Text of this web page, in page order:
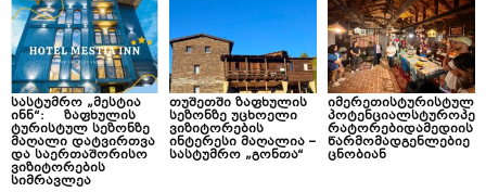
სასტუმრო „მესტია
ინნ“: ზაფხულის
ტურისტულ სეზონზე
მაღალი დატვირთვა
და საერთაშორისო
ვიზიტორების
სიმრავლეა
თუშეთში ზაფხულის
სეზონზე უცხოელი
ვიზიტორების
ინტერესი მაღალია –
სასტუმრო „გონთა“
იმერეთისტურისტულ
პოტენციალსტუროპე
რატორებიდამედიის
წარმომადგენლებიე
ცნობიან